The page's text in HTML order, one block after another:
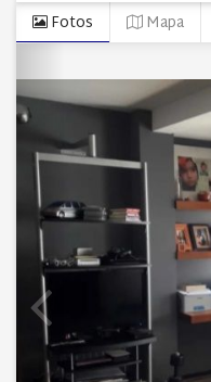
Fotos Mapa